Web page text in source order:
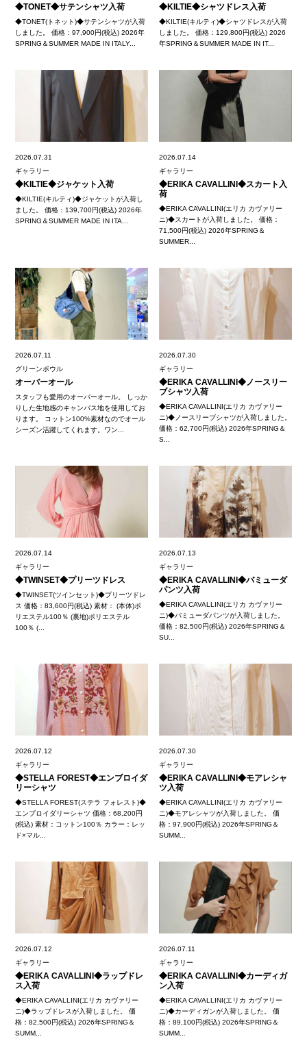
◆TONET◆サテンシャツ入荷
◆TONET(トネット)◆サテンシャツが入荷
しました。 価格：97,900円(税込) 2026年
SPRING＆SUMMER MADE IN ITALY...
◆KILTIE◆シャツドレス入荷
◆KILTIE(キルティ)◆シャツドレスが入荷
しました。 価格：129,800円(税込) 2026
年SPRING＆SUMMER MADE IN IT...
2026.07.31
ギャラリー
◆KILTIE◆ジャケット入荷
◆KILTIE(キルティ)◆ジャケットが入荷し
ました。 価格：139,700円(税込) 2026年
SPRING＆SUMMER MADE IN ITA...
2026.07.14
ギャラリー
◆ERIKA CAVALLINI◆スカート入
荷
◆ERIKA CAVALLINI(エリカ カヴァリー
ニ)◆スカートが入荷しました。 価格：
71,500円(税込) 2026年SPRING＆
SUMMER...
2026.07.11
グリーンボウル
オーバーオール
スタッフも愛用のオーバーオール。 しっか
りした生地感のキャンバス地を使用してお
ります。 コットン100%素材なのでオール
シーズン活躍してくれます。ワン...
2026.07.30
ギャラリー
◆ERIKA CAVALLINI◆ノースリー
ブシャツ入荷
◆ERIKA CAVALLINI(エリカ カヴァリー
ニ)◆ノースリーブシャツが入荷しました。
価格：62,700円(税込) 2026年SPRING＆
S...
2026.07.14
ギャラリー
◆TWINSET◆プリーツドレス
◆TWINSET(ツインセット)◆プリーツドレ
ス 価格：83,600円(税込) 素材： (本体)ポ
リエステル100％ (裏地)ポリエステル
100％ (...
2026.07.13
ギャラリー
◆ERIKA CAVALLINI◆バミューダ
パンツ入荷
◆ERIKA CAVALLINI(エリカ カヴァリー
ニ)◆バミューダパンツが入荷しました。
価格：82,500円(税込) 2026年SPRING＆
SU...
2026.07.12
ギャラリー
◆STELLA FOREST◆エンブロイダ
リーシャツ
◆STELLA FOREST(ステラ フォレスト)◆
エンブロイダリーシャツ 価格：68,200円
(税込) 素材：コットン100％ カラー：レッ
ド×マル...
2026.07.30
ギャラリー
◆ERIKA CAVALLINI◆モアレシャ
ツ入荷
◆ERIKA CAVALLINI(エリカ カヴァリー
ニ)◆モアレシャツが入荷しました。 価
格：97,900円(税込) 2026年SPRING＆
SUMM...
2026.07.12
ギャラリー
◆ERIKA CAVALLINI◆ラップドレ
ス入荷
◆ERIKA CAVALLINI(エリカ カヴァリー
ニ)◆ラップドレスが入荷しました。 価
格：82,500円(税込) 2026年SPRING＆
SUMM...
2026.07.11
ギャラリー
◆ERIKA CAVALLINI◆カーディガ
ン入荷
◆ERIKA CAVALLINI(エリカ カヴァリー
ニ)◆カーディガンが入荷しました。 価
格：89,100円(税込) 2026年SPRING＆
SUMM...